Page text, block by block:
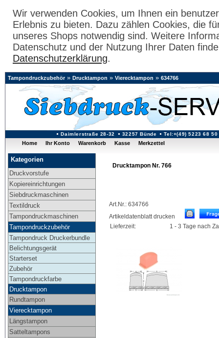
Wir verwenden Cookies, um Ihnen ein
Erlebnis zu bieten. Dazu zählen Cookies, die
unseres Shops notwendig sind. Weitere
Datenschutz und der Nutzung Ihrer Daten
Datenschutzerklärung.
Daimlerstraße 28-32 32257 Bünde Tel:+(49) 5223 68 50
Tampondruckzubehör» Drucktampon » Vierecktampon » 634766
Home Ihr Konto Warenkorb Kasse Merkzettel
Kategorien
Druckvorstufe
Kopiereinrichtungen
Siebdruckmaschinen
Textildruck
Tampondruckmaschinen
Tampondruckzubehör
Tampondruck Druckerbundle
Belichtungsgerät
Starterset
Zubehör
Tampondruckfarbe
Drucktampon
Rundtampon
Vierecktampon
Längstampon
Satteltampons
Drucktampon Nr. 766
Art.Nr.: 634766
Artikeldatenblatt drucken
Lieferzeit:
1 - 3 Tage nach